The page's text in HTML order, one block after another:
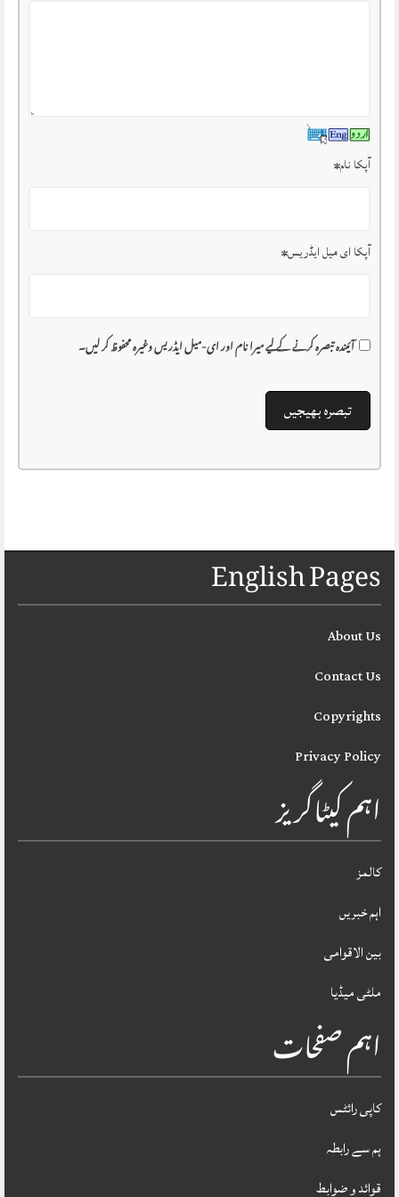
آپکا نام*
آپکا ای میل ایڈریس*
آئیندہ تبصرہ کرنے کے لیے میرا نام اور ای-میل ایڈریس وغیرہ محفوظ کر لیں۔
English Pages
About Us
Contact Us
Copyrights
Privacy Policy
اہم کیٹاگریز
کالمز
اہم خبریں
بین الاقوامی
ملٹی میڈیا
اہم صفحات
کاپی رائٹس
ہم سے رابطہ
قوائد و ضوابط